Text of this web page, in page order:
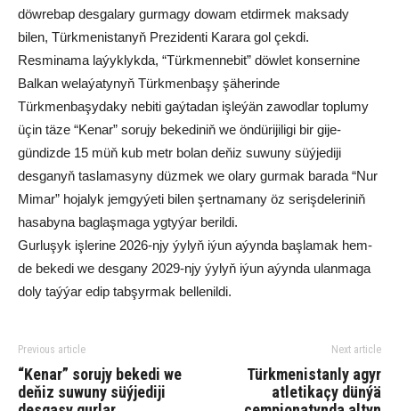
döwrebap desgalary gurmagy dowam etdirmek maksady
bilen, Türkmenistanyň Prezidenti Karara gol çekdi.
Resminama laýyklykda, “Türkmennebit” döwlet konsernine
Balkan welaýatynyň Türkmenbaşy şäherinde
Türkmenbaşydaky nebiti gaýtadan işleýän zawodlar toplumy
üçin täze “Kenar” sorujy bekediniň we öndürijiligi bir gije-
gündizde 15 müň kub metr bolan deňiz suwuny süýjediji
desganyň taslamasyny düzmek we olary gurmak barada “Nur
Mimar” hojalyk jemgyýeti bilen şertnamany öz serişdeleriniň
hasabyna baglaşmaga ygtyýar berildi.
Gurluşyk işlerine 2026-njy ýylyň iýun aýynda başlamak hem-
de bekedi we desgany 2029-njy ýylyň iýun aýynda ulanmaga
doly taýýar edip tabşyrmak bellenildi.
Previous article
“Kenar” sorujy bekedi we
deňiz suwuny süýjediji
Next article
Türkmenistanly agyr
atletikaçy dünýä